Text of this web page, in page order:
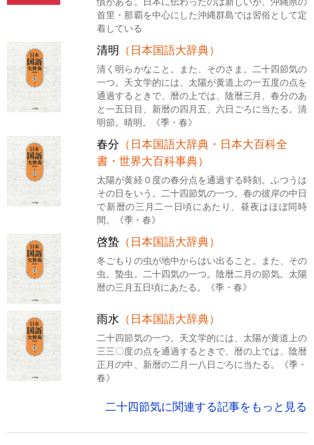
首里・那覇を中心にした沖縄群島では習俗として定
着している
清明 （日本国語大辞典）
清く明らかなこと。また、そのさま。二十四節気の
一つ。天文学的には、太陽が黄道上の一五度の点を
通過するときで、暦の上では、陰暦三月、春分のあ
と一五日目、新暦の四月五、六日ごろに当たる。清
明節。晴明。《季・春》
春分 （日本国語大辞典・日本大百科全
書・世界大百科事典）
太陽が黄経０度の春分点を通過する時刻。ふつうは
その日をいう。二十四節気の一つ。春の彼岸の中日
で新暦の三月二一日頃にあたり、昼夜はほぼ同時
間。《季・春》
啓蟄 （日本国語大辞典）
冬ごもりの虫が地中からはい出ること。また、その
虫。蟄虫。二十四気の一つ。陰暦二月の節気。太陽
暦の三月五日頃にあたる。《季・春》
雨水 （日本国語大辞典）
二十四節気の一つ。天文学的には、太陽が黄道上の
三三〇度の点を通過するときで、暦の上では、陰暦
正月の中、新暦の二月一八日ごろに当たる。《季・
春》
二十四節気に関連する記事をもっと見る